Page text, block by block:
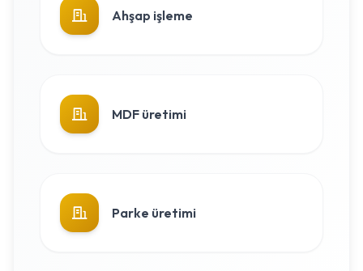
Ahşap işleme
MDF üretimi
Parke üretimi